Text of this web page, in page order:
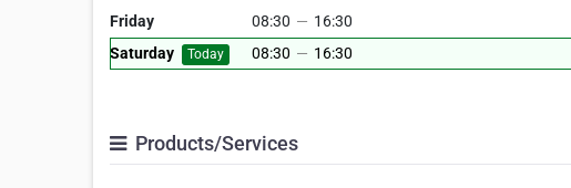
Friday
08:30 — 16:30
Saturday
Today 08:30 — 16:30
Products/Services